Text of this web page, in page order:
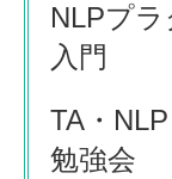
NLPプ
入門
TA・
勉強会